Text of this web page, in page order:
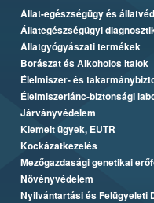
Állat-egészségügy és
Állategészségügyi
Állatgyógyászati termékek
Borászat és Alkoholos Italok
Élelmiszer- és
Élelmiszerlánc-biztonsági
Járványvédelem
Kiemelt ügyek, EUTR
Kockázatkezelés
Mezőgazdasági genetikai
Növényvédelem
Nyilvántartási és Felügyeleti